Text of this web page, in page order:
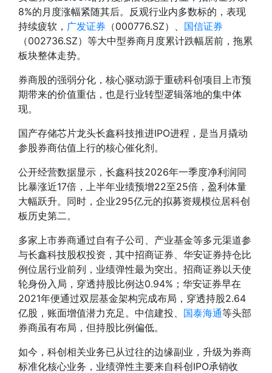
8%的月度涨幅紧随其后。反观行业内多数标的，表现
持续疲软， 广发证券 （000776.SZ）、 国信证券
（002736.SZ）等大中型券商月度累计跌幅居前，拖累
板块整体走势。
券商股的强弱分化，核心驱动源于重磅科创项目上市预
期带来的价值重估，也是行业转型逻辑落地的集中体
现。
国产存储芯片龙头长鑫科技推进IPO进程，是当月撬动
参股券商估值上行的核心催化剂。
公开经营数据显示，长鑫科技2026年一季度净利润同
比暴涨近17倍，上半年业绩预增22至25倍，盈利体量
大幅跃升。同时，企业295亿元的拟募资规模位居科创
板历史第二。
多家上市券商通过自有子公司、产业基金等多元渠道参
与长鑫科技股权投资，其中招商证券、华安证券持仓比
例位居行业前列，业绩弹性最为突出。招商证券以天使
轮身份入局，穿透持股比例达0.94%；华安证券早在
2021年便通过双层基金架构完成布局，穿透持股2.64
亿股，账面增值潜力充足。中信建投、 国泰海通等头部
券商虽有布局，但持股比例偏低。
如今，科创相关业务已从过往的边缘副业，升级为券商
标准化核心业务，业绩弹性主要来自科创IPO承销收